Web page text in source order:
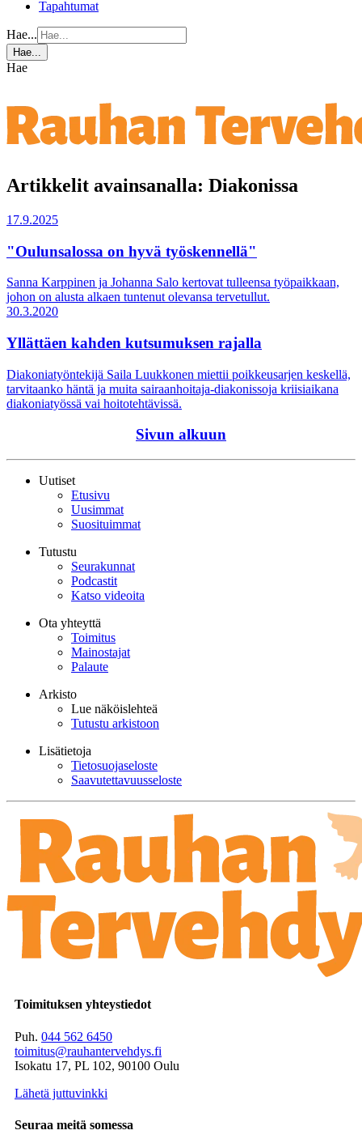
Tapahtumat
Hae...
Hae...
Hae
Artikkelit avainsanalla: Diakonissa
17.9.2025
"Oulunsalossa on hyvä työskennellä"
Sanna Karppinen ja Johanna Salo kertovat tulleensa työpaikkaan,
johon on alusta alkaen tuntenut olevansa tervetullut.
30.3.2020
Yllättäen kahden kutsumuksen rajalla
Diakoniatyöntekijä Saila Luukkonen miettii poikkeusarjen keskellä,
tarvitaanko häntä ja muita sairaanhoitaja-diakonissoja kriisiaikana
diakoniatyössä vai hoitotehtävissä.
Sivun alkuun
Uutiset
Etusivu
Uusimmat
Suosituimmat
Tutustu
Seurakunnat
Podcastit
Katso videoita
Ota yhteyttä
Toimitus
Mainostajat
Palaute
Arkisto
Lue näköislehteä
Tutustu arkistoon
Lisätietoja
Tietosuojaseloste
Saavutettavuusseloste
Toimituksen yhteystiedot
Puh. 044 562 6450
toimitus@rauhantervehdys.fi
Isokatu 17, PL 102, 90100 Oulu
Lähetä juttuvinkki
Seuraa meitä somessa